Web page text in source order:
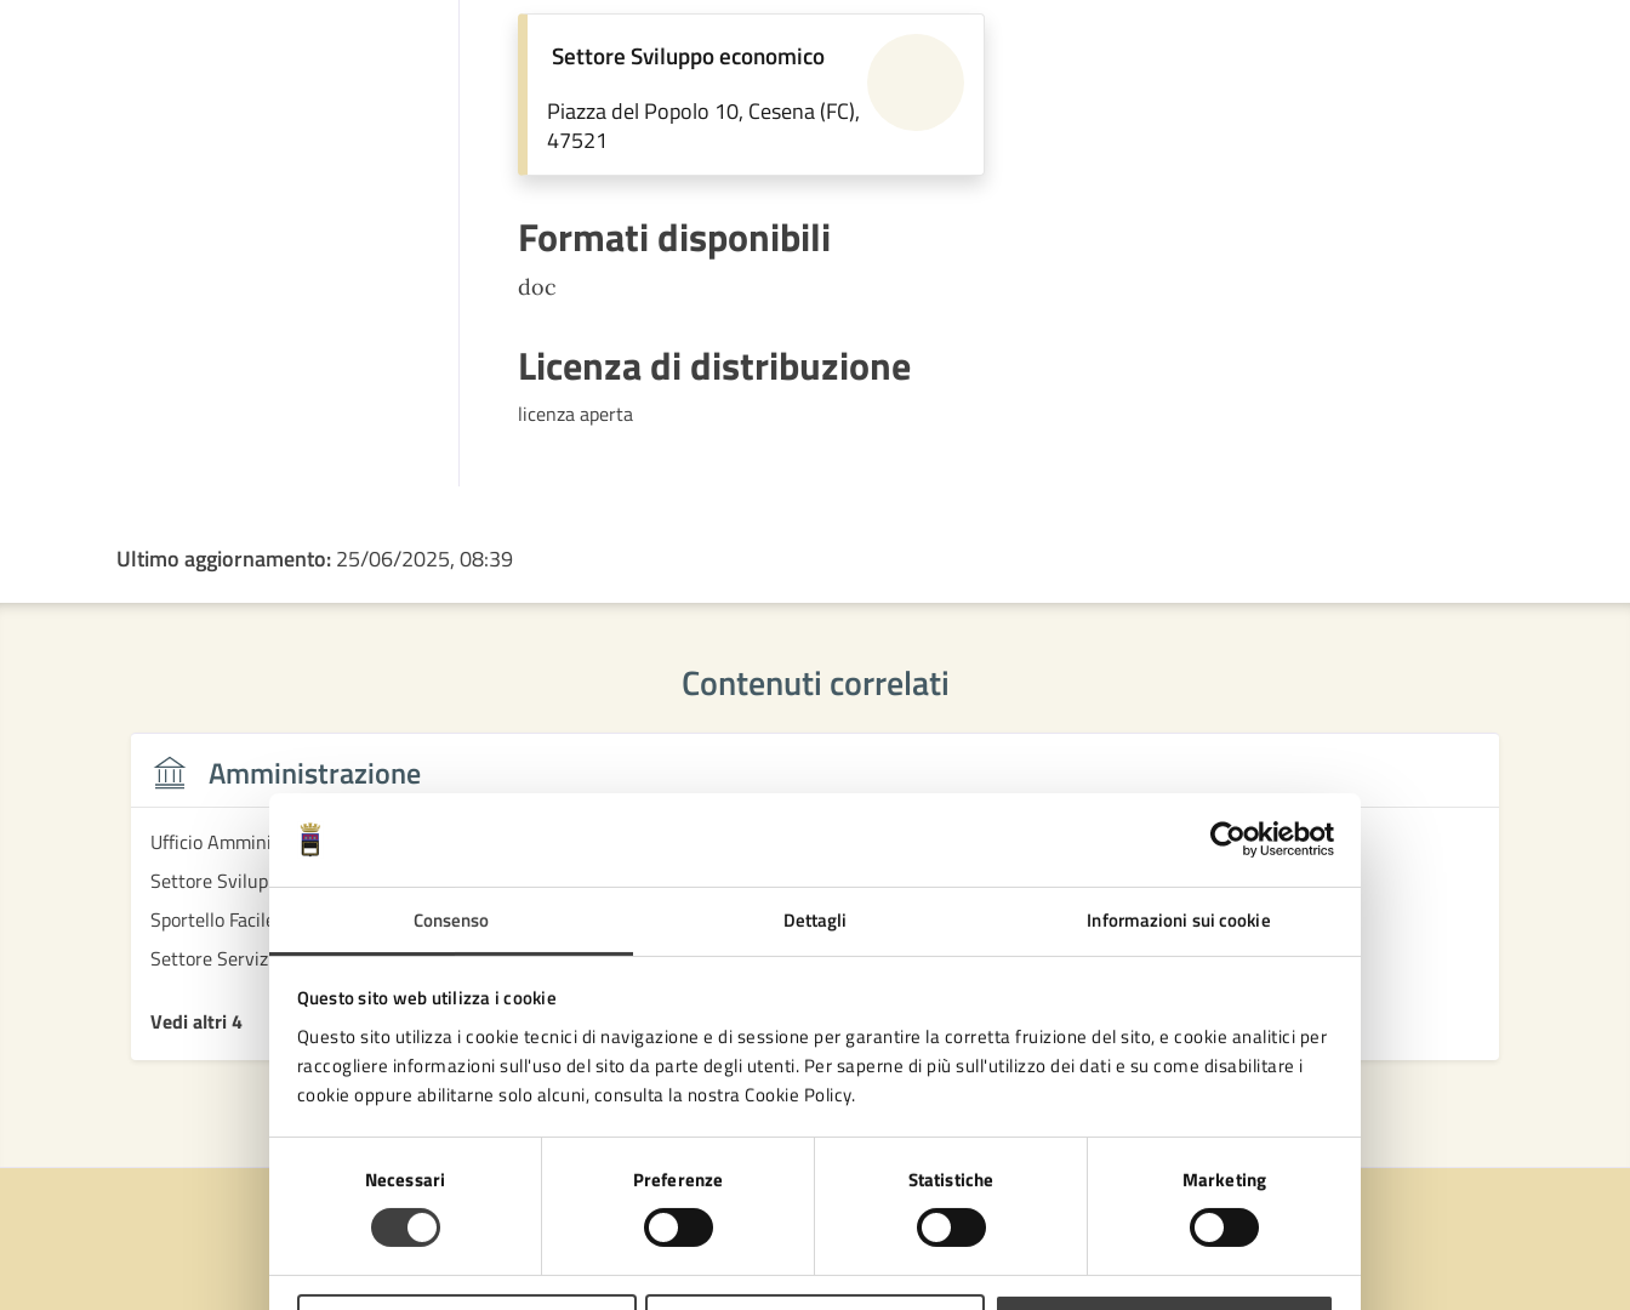
Consenso Dettagli Informazioni sui cookie
Questo sito web utilizza i cookie
Questo sito utilizza i cookie tecnici di navigazione e di sessione per garantire la corretta fruizione del sito, e cookie analitici per
raccogliere informazioni sull'uso del sito da parte degli utenti. Per saperne di più sull'utilizzo dei dati e su come disabilitare i
cookie oppure abilitarne solo alcuni, consulta la nostra Cookie Policy.
Necessari Preferenze Statistiche Marketing
Settore Sviluppo economico
Piazza del Popolo 10, Cesena (FC),
47521
Formati disponibili
doc
Licenza di distribuzione
licenza aperta
Ultimo aggiornamento:25/06/2025, 08:39
Contenuti correlati
Amministrazione
Ufficio Amministrativo/organizzativo/Controllo Gestione Servizi Istruzione
Settore Sviluppo economico
Sportello Facile Territoriale
Settore Servizi educativi, istruzione e sport
Vedi altri 4